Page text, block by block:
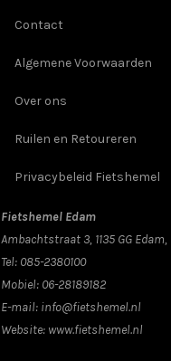
Contact
Algemene Voorwaarden
Over ons
Ruilen en Retoureren
Privacybeleid Fietshemel
Fietshemel Edam
Ambachtstraat 3, 1135 GG
Tel: 085-2380100
Mobiel: 06-28189182
E-mail: info@fietshemel.nl
Website: www.fietshemel.nl